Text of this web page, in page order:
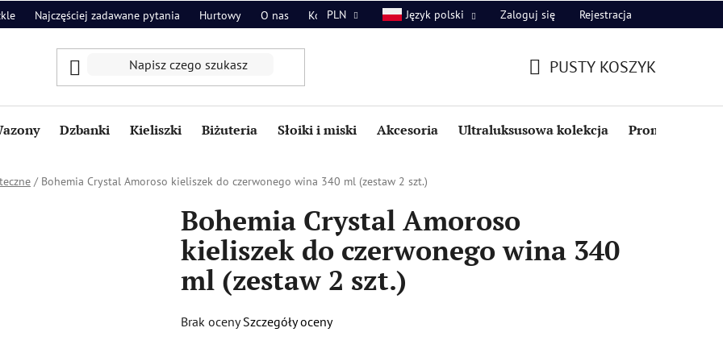
Najczęściej zadawane pytania Hurtowy O nas Kontakt
PLN Język polski Zaloguj się Rejestracja
PUSTY KOSZYK
Dzbanki Kieliszki Biżuteria Słoiki i miski Akcesoria Ultraluksusowa kolekcja Promocje i
/ Bohemia Crystal Amoroso kieliszek do czerwonego wina 340 ml (zestaw 2 szt.)
Bohemia Crystal Amoroso
kieliszek do czerwonego wina 340
ml (zestaw 2 szt.)
Średnia
Brak oceny Szczegóły oceny